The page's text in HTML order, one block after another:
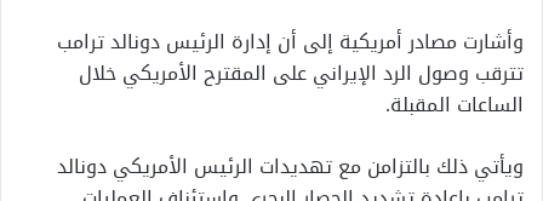
وأشارت مصادر أمريكية إلى أن إدارة الرئيس دونالد ترامب
تترقب وصول الرد الإيراني على المقترح الأمريكي خلال
الساعات المقبلة.
ويأتي ذلك بالتزامن مع تهديدات الرئيس الأمريكي دونالد